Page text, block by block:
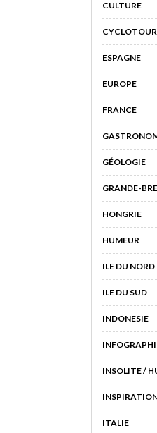
CULTURE
ESPAGNE
EUROPE
FRANCE
GÉOLOGIE
GRANDE-
HONGRIE
HUMEUR
ILE DU NORD
ILE DU SUD
INDONESIE
INSOLITE /
ITALIE